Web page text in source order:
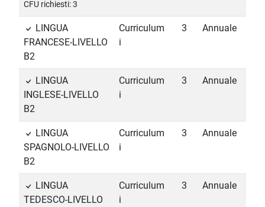
CFU richiesti: 3
LINGUA
FRANCESE-LIVELLO
B2
Curriculum
i
3 Annuale
LINGUA
INGLESE-LIVELLO
B2
Curriculum
i
3 Annuale
LINGUA
SPAGNOLO-LIVELLO
B2
Curriculum
i
3 Annuale
LINGUA
TEDESCO-LIVELLO
Curriculum
i
3 Annuale